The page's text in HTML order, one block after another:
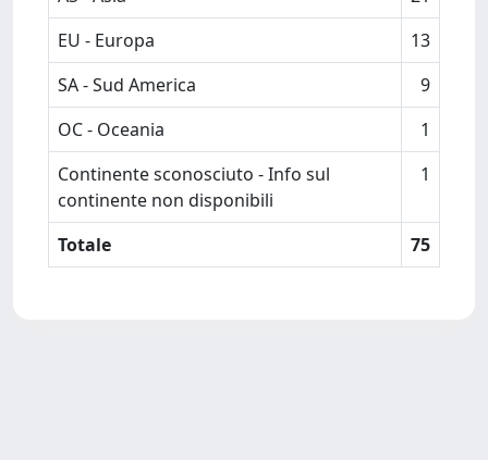
EU - Europa
13
SA - Sud America
9
OC - Oceania
1
Continente sconosciuto - Info sul
continente non disponibili
1
Totale 75